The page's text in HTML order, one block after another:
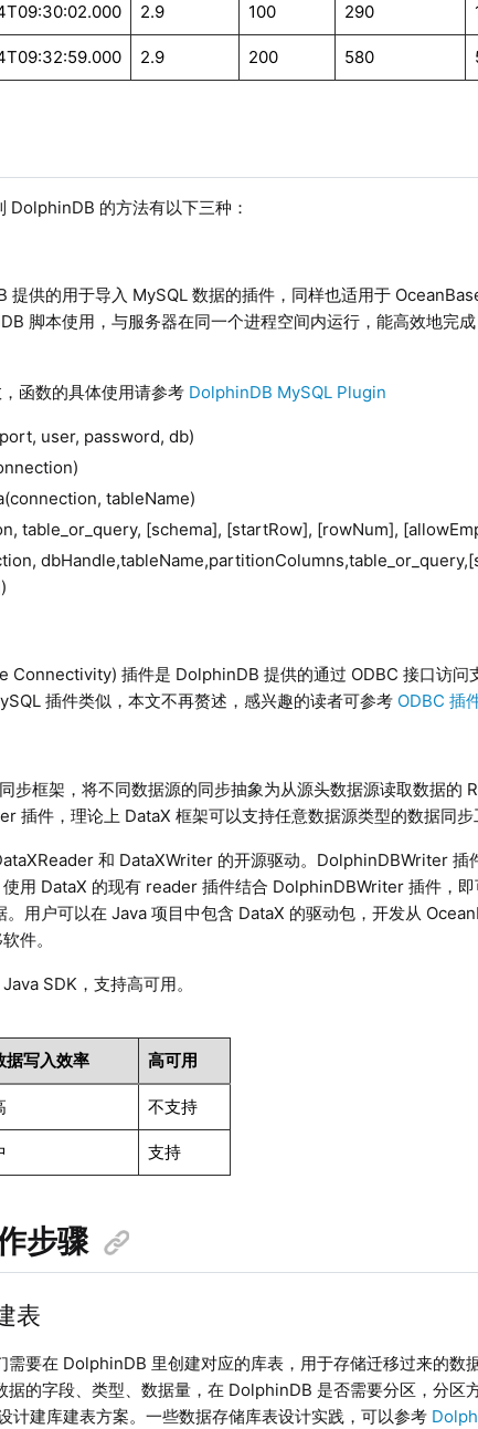
2.9 100 290
2.9 200 580
DolphinDB 的方法有以下三种：
供的用于导入 MySQL 数据的插件，同样也适用于
脚本使用，与服务器在同一个进程空间内运行，能高效地完
函数的具体使用请参考 DolphinDB MySQL Plugin
user, password, db)
tableName)
table_or_query, [schema], [startRow], [rowNum],
Connectivity) 插件是 DolphinDB 提供的通过 ODBC 接口访问
插件类似，本文不再赘述，感兴趣的读者可参考 ODBC 插
步框架，将不同数据源的同步抽象为从源头数据源读取数据的
插件，理论上 DataX 框架可以支持任意数据源类型的数据同步
和 DataXWriter 的开源驱动。DolphinDBWriter 插
用 DataX 的现有 reader 插件结合 DolphinDBWriter 插件，
用户可以在 Java 项目中包含 DataX 的驱动包，开发从
件。
SDK，支持高可用。
据写入效率 高可用
不支持
支持
步骤
表
需要在 DolphinDB 里创建对应的库表，用于存储迁移过来的数
据的字段、类型、数据量，在 DolphinDB 是否需要分区，分区
计建库建表方案。一些数据存储库表设计实践，可以参考